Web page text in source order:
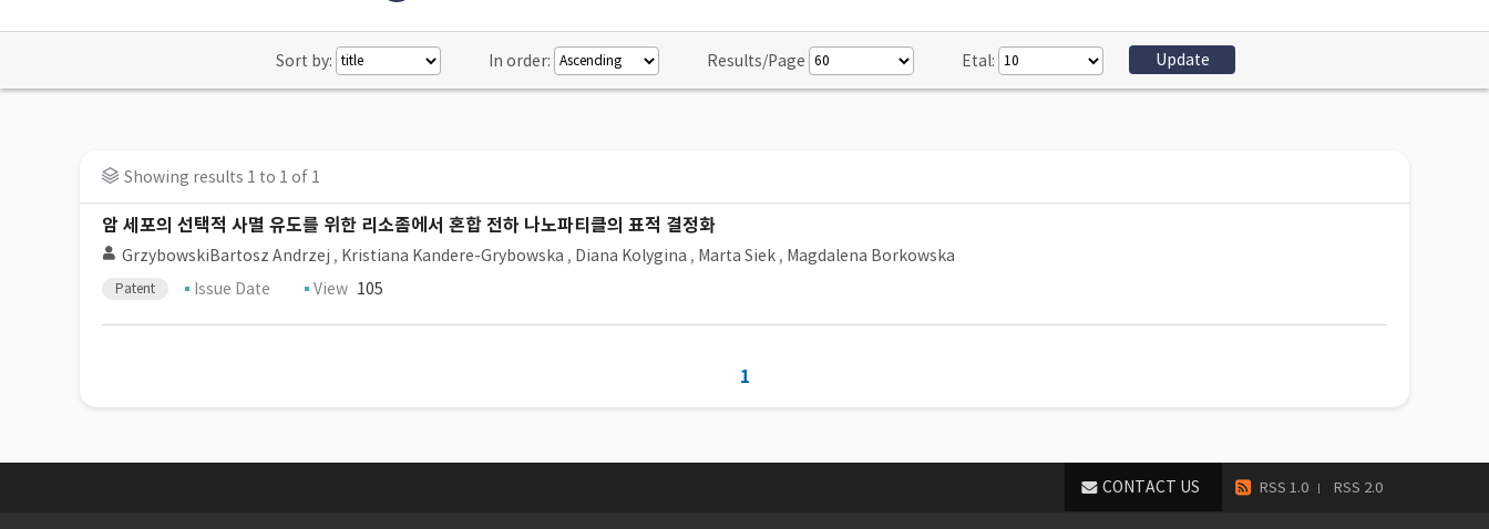
Sort by: In order: Results/Page Etal:
Showing results 1 to 1 of 1
암 세포의 선택적 사멸 유도를 위한 리소좀에서 혼합 전하 나노파티클의 표적 결정화
GrzybowskiBartosz Andrzej , Kristiana Kandere-Grybowska , Diana Kolygina , Marta Siek , Magdalena Borkowska
Patent Issue Date View 105
1
RSS 1.0 RSS 2.0
CONTACT US